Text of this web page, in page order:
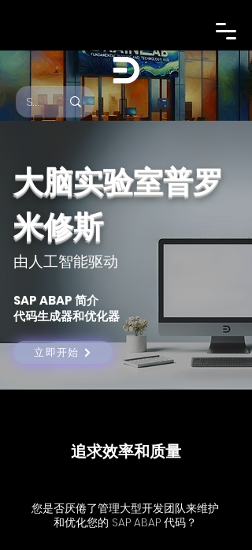
大脑实验室普罗
米修斯
由人工智能驱动
SAP ABAP 简介
代码生成器和优化器
立即开始
追求效率和质量
您是否厌倦了管理大型开发团队来维护
和优化您的 SAP ABAP 代码？